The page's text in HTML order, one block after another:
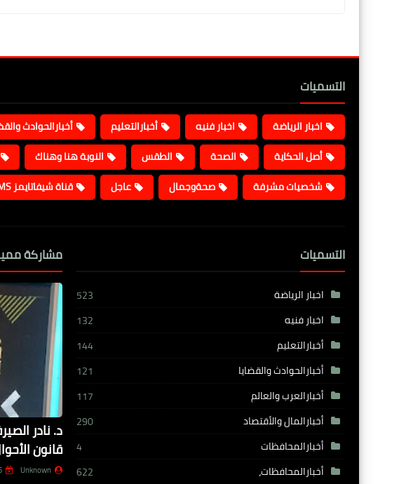
التسميات
اخبار الرياضة اخبار فنيه أخبارالتعليم أخبارالحوادث
أصل الحكاية
الصحة الطقس النوبة هنا وهناك
شخصيات مشرفة
صحةوجمال عاجل قناة شيفاتايمز TV / SHEFATAIMS
التسميات
اخبار الرياضة
523
اخبار فنيه
132
أخبارالتعليم
144
أخبارالحوادث والقضايا
121
أخبارالعرب والعالم
117
أخبارالمال والأقتصاد
290
أخبارالمحافظات
4
أخبارالمحافظات،
622
مشاركة
قانون
Unknown